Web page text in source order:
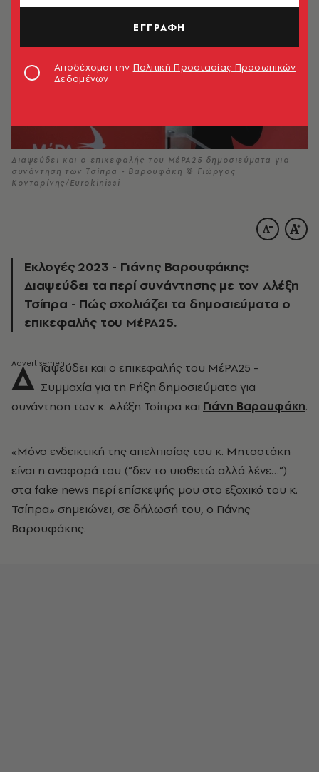
Διαψεύδει και ο επικεφαλής του ΜέΡΑ25 δημοσιεύματα για
συνάντηση των Τσίπρα - Βαρουφάκη © Γιώργος
Κονταρίνης/Eurokinissi
Εκλογές 2023 - Γιάνης Βαρουφάκης:
Διαψεύδει τα περί συνάντησης με τον Αλέξη
Τσίπρα - Πώς σχολιάζει τα δημοσιεύματα ο
επικεφαλής του ΜέΡΑ25.
Δ ιαψεύδει και ο επικεφαλής του ΜέΡΑ25 -
Συμμαχία για τη Ρήξη δημοσιεύματα για
συνάντηση των κ. Αλέξη Τσίπρα και Γιάνη Βαρουφάκη.
«Μόνο ενδεικτική της απελπισίας του κ. Μητσοτάκη
είναι η αναφορά του (”δεν το υιοθετώ αλλά λένε…”)
στα fake news περί επίσκεψής μου στο εξοχικό του κ.
Τσίπρα» σημειώνει, σε δήλωσή του, ο Γιάνης
Βαρουφάκης.
ΕΓΓΡΑΦΗ
Αποδέχομαι την Πολιτική Προστασίας Προσωπικών
Δεδομένων